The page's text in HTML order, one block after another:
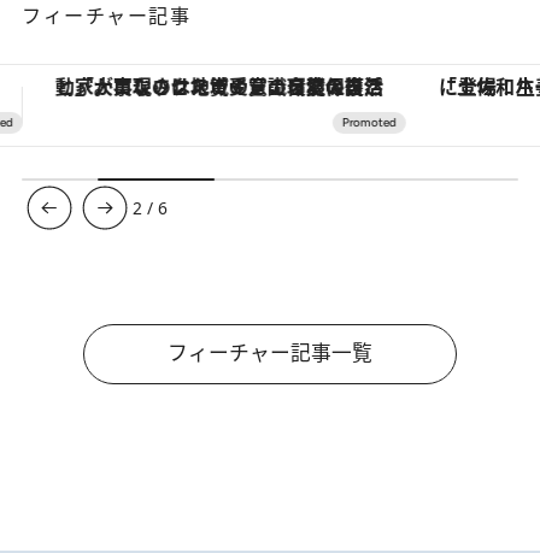
フィーチャー記事
「土佐和ハーブかき氷」がOMO7高知に登場！生姜、山椒、大葉など目にも舌にも涼を呼ぶ郷土の味 ヴァシュロン・コンスタンタ
3 /6
フィーチャー記事一覧